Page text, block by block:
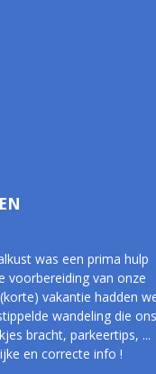
was een prima hulp
voorbereiding van onze
vakantie hadden
wandeling die ons
bracht, parkeertips, ...
en correcte info !